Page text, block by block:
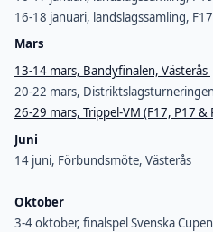
16-18 januari, landslagssamling,
Mars
13-14 mars, Bandyfinalen, Västerås
20-22 mars,
26-29 mars, Trippel-VM (F17, P17 &
Juni
14 juni, Förbundsmöte, Västerås
Oktober
3-4 oktober, finalspel Svenska